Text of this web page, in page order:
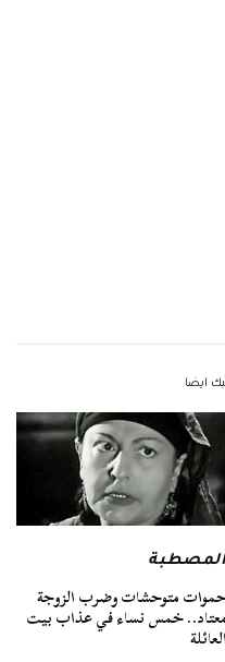
ايضا
متوحشات وضرب الزوجة
معتاد.. خمس نساء في عذاب بيت
العائلة